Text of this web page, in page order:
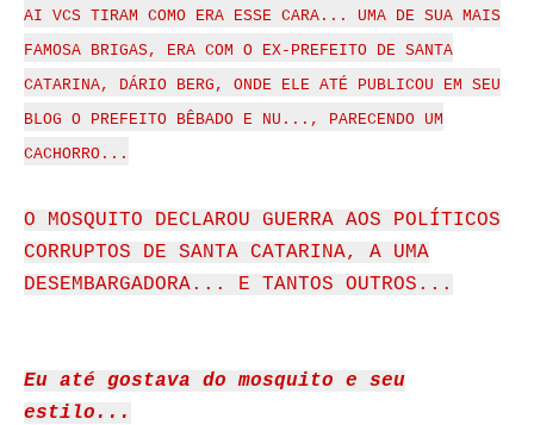
AI VCS TIRAM COMO ERA ESSE CARA... UMA DE SUA MAIS
FAMOSA BRIGAS, ERA COM O EX-PREFEITO DE SANTA
CATARINA, DÁRIO BERG, ONDE ELE ATÉ PUBLICOU EM SEU
BLOG O PREFEITO BÊBADO E NU..., PARECENDO UM
CACHORRO...
O MOSQUITO DECLAROU GUERRA AOS POLÍTICOS
CORRUPTOS DE SANTA CATARINA, A UMA
DESEMBARGADORA... E TANTOS OUTROS...
Eu até gostava do mosquito e seu
estilo...